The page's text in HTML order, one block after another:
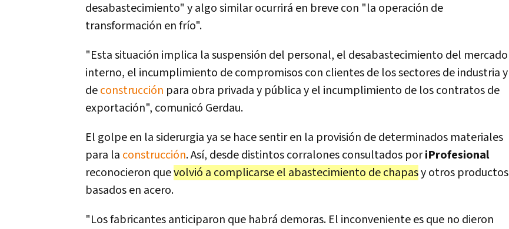
desabastecimiento" y algo similar ocurrirá en breve con "la operación de
transformación en frío".
"Esta situación implica la suspensión del personal, el desabastecimiento del mercado
interno, el incumplimiento de compromisos con clientes de los sectores de industria y
deconstrucción para obra privada y pública y el incumplimiento de los contratos de
exportación", comunicó Gerdau.
El golpe en la siderurgia ya se hace sentir en la provisión de determinados materiales
para la construcción. Así, desde distintos corralones consultados poriProfesional
reconocieron quevolvió a complicarse el abastecimiento de chapasy otros productos
basados en acero.
"Los fabricantes anticiparon que habrá demoras. El inconveniente es que no dieron